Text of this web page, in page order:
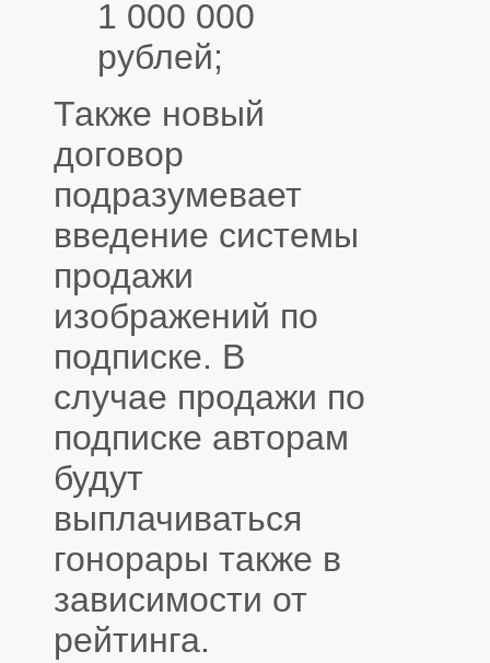
1 000 000
рублей;
Также новый
договор
подразумевает
введение системы
продажи
изображений по
подписке. В
случае продажи по
подписке авторам
будут
выплачиваться
гонорары также в
зависимости от
рейтинга.